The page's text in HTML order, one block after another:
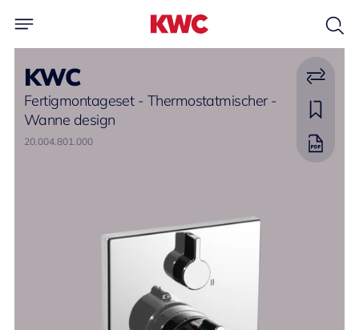
KWC
Fertigmontageset - Thermostatmischer -
Wanne design
20.004.801.000